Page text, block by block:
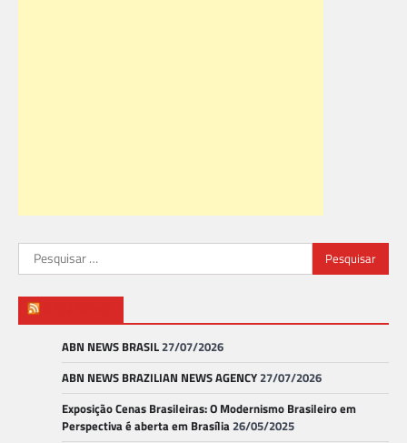
Pesquisar
por:
ABN NEWS BRASIL27/07/2026
ABN NEWS BRAZILIAN NEWS AGENCY27/07/2026
Exposição Cenas Brasileiras: O Modernismo Brasileiro em
Perspectiva é aberta em Brasília26/05/2025